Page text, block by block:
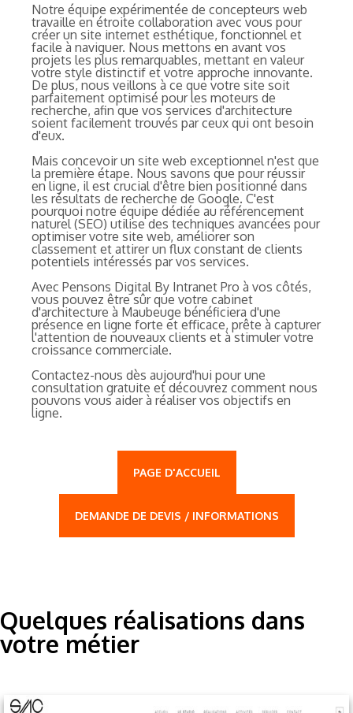
Notre équipe expérimentée de concepteurs web
travaille en étroite collaboration avec vous pour
créer un site internet esthétique, fonctionnel et
facile à naviguer. Nous mettons en avant vos
projets les plus remarquables, mettant en valeur
votre style distinctif et votre approche innovante.
De plus, nous veillons à ce que votre site soit
parfaitement optimisé pour les moteurs de
recherche, afin que vos services d'architecture
soient facilement trouvés par ceux qui ont besoin
d'eux.
Mais concevoir un site web exceptionnel n'est que
la première étape. Nous savons que pour réussir
en ligne, il est crucial d'être bien positionné dans
les résultats de recherche de Google. C'est
pourquoi notre équipe dédiée au référencement
naturel (SEO) utilise des techniques avancées pour
optimiser votre site web, améliorer son
classement et attirer un flux constant de clients
potentiels intéressés par vos services.
Avec Pensons Digital By Intranet Pro à vos côtés,
vous pouvez être sûr que votre cabinet
d'architecture à Maubeuge bénéficiera d'une
présence en ligne forte et efficace, prête à capturer
l'attention de nouveaux clients et à stimuler votre
croissance commerciale.
Contactez-nous dès aujourd'hui pour une
consultation gratuite et découvrez comment nous
pouvons vous aider à réaliser vos objectifs en
ligne.
PAGE D'ACCUEIL
DEMANDE DE DEVIS / INFORMATIONS
Quelques réalisations dans
votre métier